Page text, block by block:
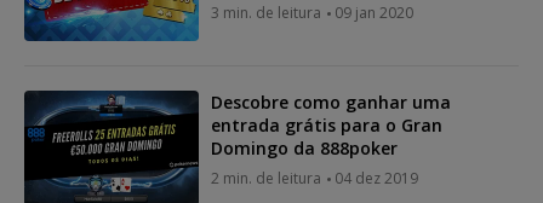
3 min. de leitura 09 jan 2020
Descobre como ganhar uma
entrada grátis para o Gran
Domingo da 888poker
2 min. de leitura 04 dez 2019